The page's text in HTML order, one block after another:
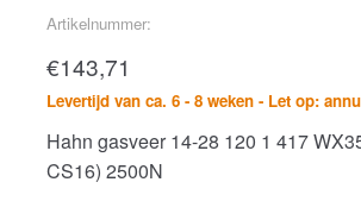
Artikelnummer:
€143,71
Levertijd van ca. 6 - 8 weken - Let op:
Hahn gasveer 14-28 120 1 417
CS16) 2500N